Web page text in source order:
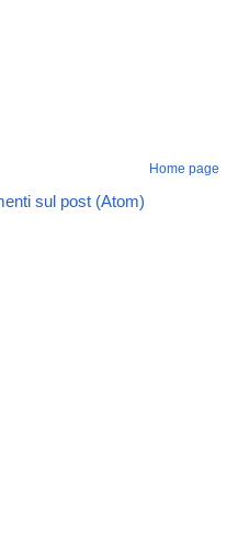
Home page
sul post (Atom)